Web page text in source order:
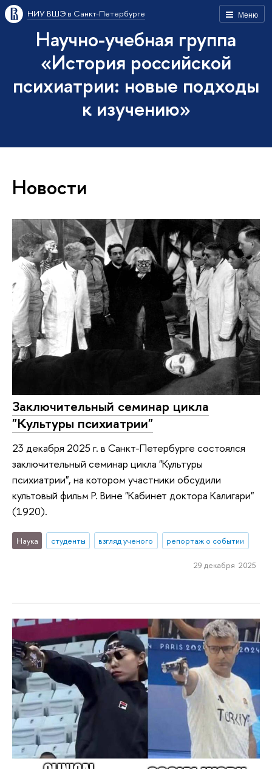
Меню
НИУ ВШЭ в Санкт-Петербурге
Научно-учебная группа
«История российской
психиатрии: новые подходы
к изучению»
Новости
Заключительный семинар цикла
"Культуры психиатрии"
23 декабря 2025 г. в Санкт-Петербурге состоялся
заключительный семинар цикла "Культуры
психиатрии", на котором участники обсудили
культовый фильм Р. Вине "Кабинет доктора Калигари"
(1920).
Наука студенты взгляд ученого репортаж о событии
29 декабря 2025